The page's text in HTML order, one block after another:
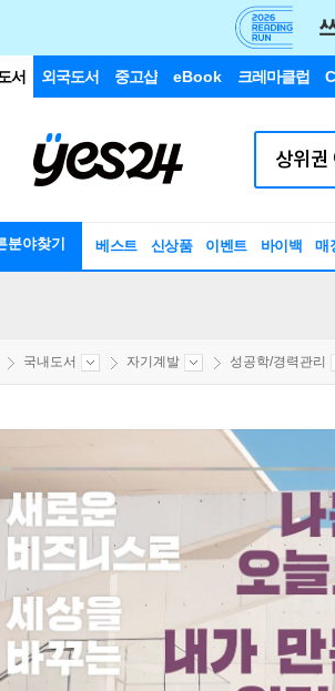
서 외국도서 중고샵 eBook 크레마클럽
분야찾기 베스트 신상품 이벤트 바이백 매
국내도서 자기계발 성공학/경력관리